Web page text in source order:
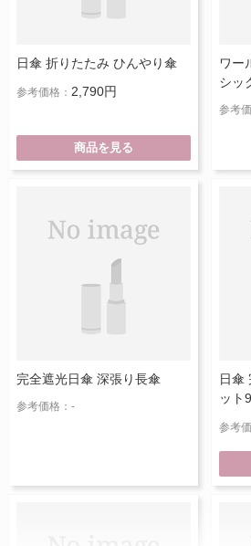
日傘 折りたたみ ひんやり傘
参考価格： 2,790円
商品を見る
ワー
シッ
参考
完全遮光日傘 深張り長傘
参考価格：-
日傘
ット
参考